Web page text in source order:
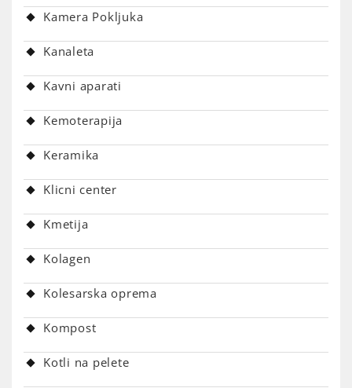
Kamera Pokljuka
Kanaleta
Kavni aparati
Kemoterapija
Keramika
Klicni center
Kmetija
Kolagen
Kolesarska oprema
Kompost
Kotli na pelete